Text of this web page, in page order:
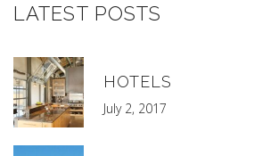
LATEST POSTS
HOTELS
July 2, 2017